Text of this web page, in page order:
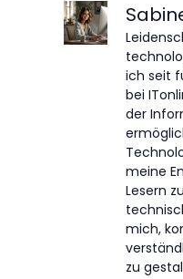
ich seit
bei
der
meine
Lesern
mich,
zu